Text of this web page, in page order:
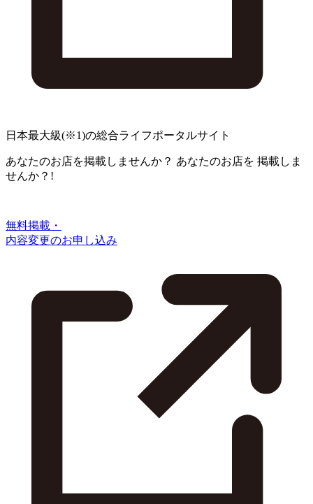
日本最大級(※1)の総合ライフポータルサイト
あなたのお店を掲載しませんか？ あなたのお店を 掲載しま
せんか？!
無料掲載・
内容変更のお申し込み